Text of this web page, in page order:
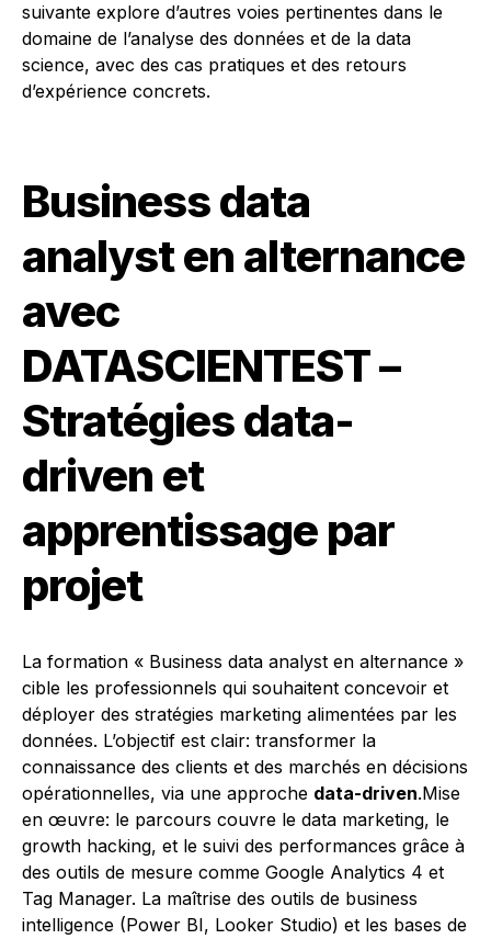
suivante explore d’autres voies pertinentes dans le
domaine de l’analyse des données et de la data
science, avec des cas pratiques et des retours
d’expérience concrets.
Business data
analyst en alternance
avec
DATASCIENTEST –
Stratégies data-
driven et
apprentissage par
projet
La formation « Business data analyst en alternance »
cible les professionnels qui souhaitent concevoir et
déployer des stratégies marketing alimentées par les
données. L’objectif est clair: transformer la
connaissance des clients et des marchés en décisions
opérationnelles, via une approche data-driven.Mise
en œuvre: le parcours couvre le data marketing, le
growth hacking, et le suivi des performances grâce à
des outils de mesure comme Google Analytics 4 et
Tag Manager. La maîtrise des outils de business
intelligence (Power BI, Looker Studio) et les bases de